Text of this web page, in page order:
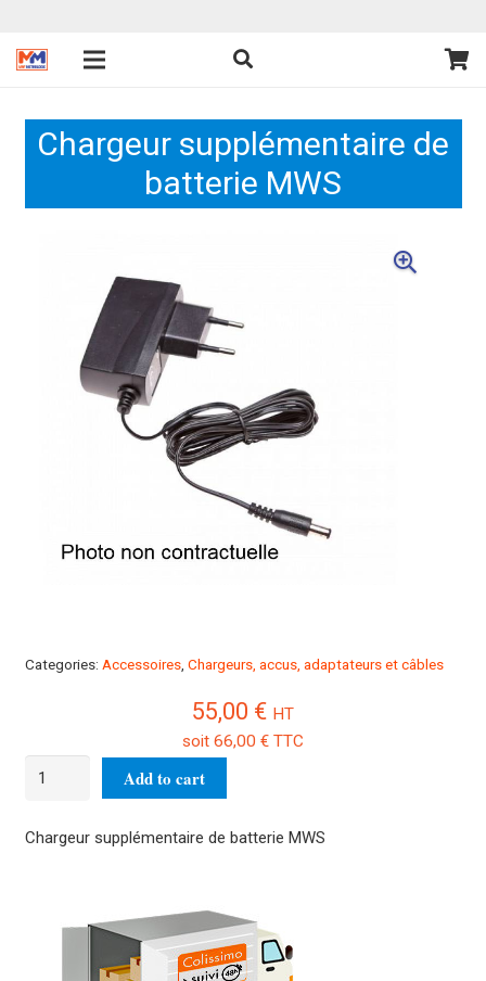
Chargeur supplémentaire de
batterie MWS
Categories: Accessoires, Chargeurs, accus, adaptateurs et câbles
55,00 € HT
soit 66,00 € TTC
Chargeur
supplémentaire
batterie
Add to cart
Chargeur supplémentaire de batterie MWS